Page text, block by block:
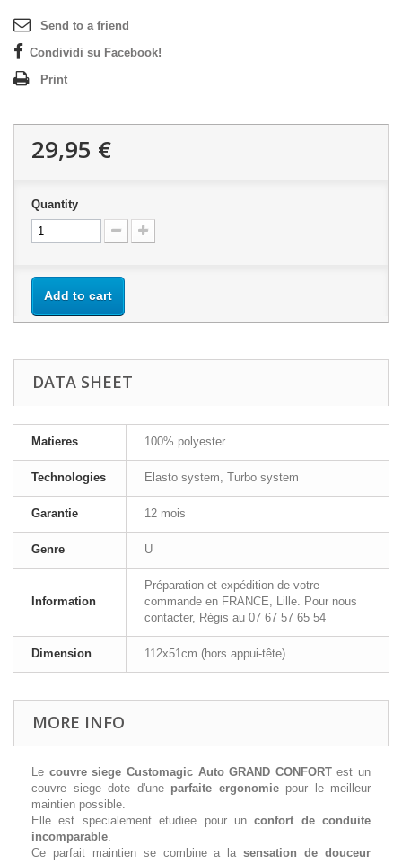
Send to a friend
Condividi su Facebook!
Print
29,95 €
Quantity
Add to cart
DATA SHEET
Matieres 100% polyester
Technologies Elasto system, Turbo system
Garantie 12 mois
Genre U
Information
Préparation et expédition de votre
commande en FRANCE, Lille. Pour nous
contacter, Régis au 07 67 57 65 54
Dimension 112x51cm (hors appui-tête)
MORE INFO
Le couvre siege Customagic Auto GRAND CONFORTest un
couvre siege dote d'une parfaite ergonomiepour le meilleur
maintien possible.
Elle est specialement etudiee pour unconfort de conduite
incomparable.
Ce parfait maintien se combine a lasensation de douceur